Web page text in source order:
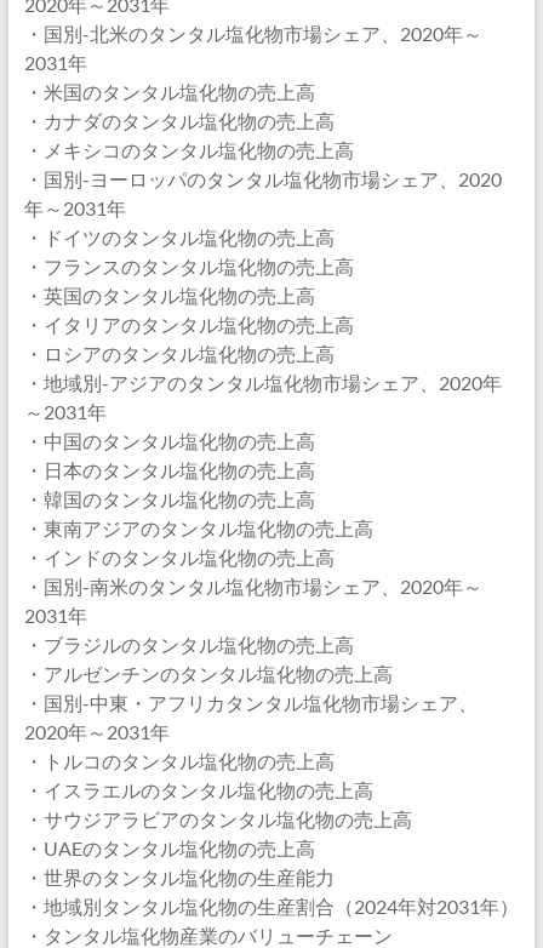
・国別-北米のタンタル塩化物市場シェア、2020年～
2031年
・米国のタンタル塩化物の売上高
・カナダのタンタル塩化物の売上高
・メキシコのタンタル塩化物の売上高
・国別-ヨーロッパのタンタル塩化物市場シェア、2020
年～2031年
・ドイツのタンタル塩化物の売上高
・フランスのタンタル塩化物の売上高
・英国のタンタル塩化物の売上高
・イタリアのタンタル塩化物の売上高
・ロシアのタンタル塩化物の売上高
・地域別-アジアのタンタル塩化物市場シェア、2020年
～2031年
・中国のタンタル塩化物の売上高
・日本のタンタル塩化物の売上高
・韓国のタンタル塩化物の売上高
・東南アジアのタンタル塩化物の売上高
・インドのタンタル塩化物の売上高
・国別-南米のタンタル塩化物市場シェア、2020年～
2031年
・ブラジルのタンタル塩化物の売上高
・アルゼンチンのタンタル塩化物の売上高
・国別-中東・アフリカタンタル塩化物市場シェア、
2020年～2031年
・トルコのタンタル塩化物の売上高
・イスラエルのタンタル塩化物の売上高
・サウジアラビアのタンタル塩化物の売上高
・UAEのタンタル塩化物の売上高
・世界のタンタル塩化物の生産能力
・地域別タンタル塩化物の生産割合（2024年対2031年）
・タンタル塩化物産業のバリューチェーン